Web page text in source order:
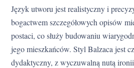
Język utworu jest realistyczny i precyzyjny, charakteryzujący się
bogactwem szczegółowych opisów
postaci, co służy budowaniu
jego mieszkańców. Styl Balzaca jest
dydaktyczny, z wyczuwalną nutą